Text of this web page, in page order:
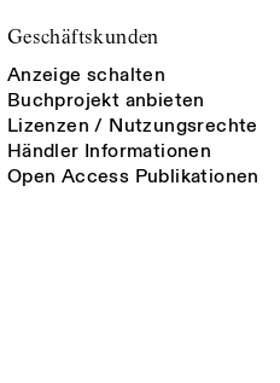
Geschäftskunden
Anzeige schalten
Buchprojekt anbieten
Lizenzen / Nutzungsrechte
Händler Informationen
Open Access Publikationen